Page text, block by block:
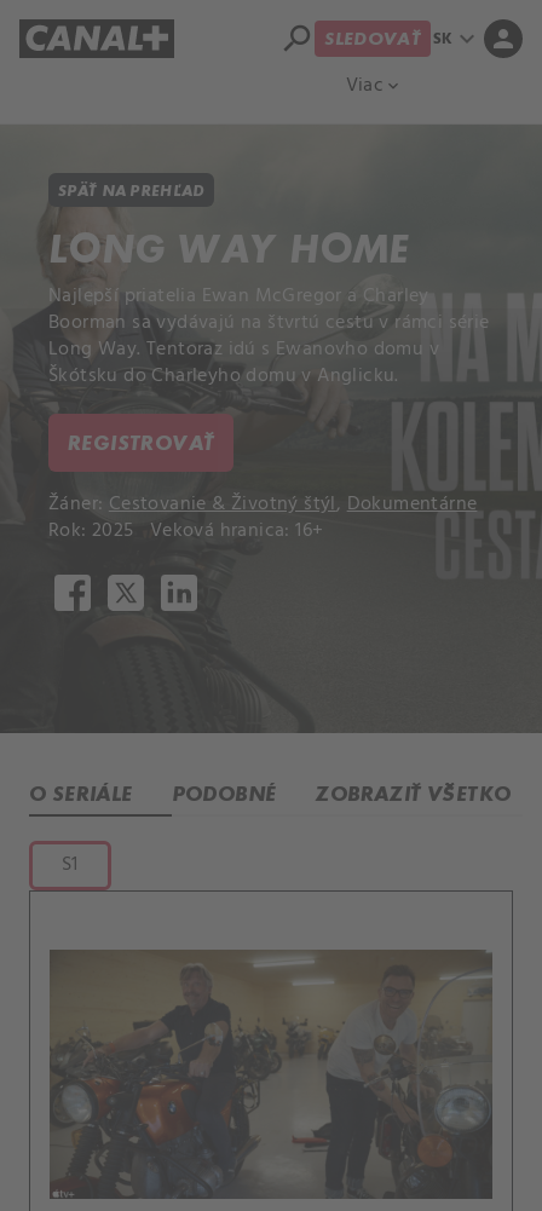
Viac expand_more
search SLEDOVAŤ SK expand_more person
SPÄŤ NA PREHĽAD
LONG WAY HOME
Najlepší priatelia Ewan McGregor a Charley
Boorman sa vydávajú na štvrtú cestu v rámci série
Long Way. Tentoraz idú s Ewanovho domu v
Škótsku do Charleyho domu v Anglicku.
REGISTROVAŤ
Žáner: Cestovanie & Životný štýl, Dokumentárne
Rok: 2025
Veková hranica: 16+
O SERIÁLE PODOBNÉ ZOBRAZIŤ VŠETKO
S1